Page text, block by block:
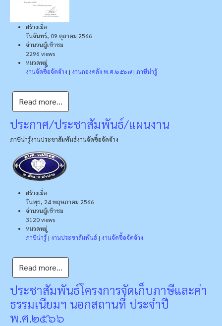
สร้างเมื่อ
วันจันทร์, 09 ตุลาคม 2566
จำนวนผู้เข้าชม
2296 views
หมวดหมู่
งานจัดซื้อจัดจ้าง | งานกองคลัง พ.ศ.๒๕๖๗ | ภาษีน่ารู้
Read more...
ประกาศ/ประชาสัมพันธ์/แผนงาน
ภาษีน่ารู้งานประชาสัมพันธ์งานจัดซื้อจัดจ้าง
สร้างเมื่อ
วันพุธ, 24 พฤษภาคม 2566
จำนวนผู้เข้าชม
3120 views
หมวดหมู่
ภาษีน่ารู้| งานประชาสัมพันธ์ | งานจัดซื้อจัดจ้าง
Read more...
ประชาสัมพันธ์โครงการจัดเก็บภาษีและค่า
ธรรมเนียมฯ นอกสถานที่ ประจำปี
พ.ศ.๒๕๖๖